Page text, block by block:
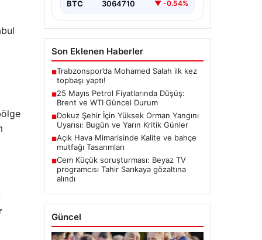
BTC 3064710 ▼ -0.54%
Son Eklenen Haberler
■Trabzonspor’da Mohamed Salah ilk kez
topbaşı yaptı!
■25 Mayıs Petrol Fiyatlarında Düşüş:
Brent ve WTI Güncel Durum
■Dokuz Şehir İçin Yüksek Orman Yangını
Uyarısı: Bugün ve Yarın Kritik Günler
■Açık Hava Mimarisinde Kalite ve bahçe
mutfağı Tasarımları
■Cem Küçük soruşturması: Beyaz TV
programcısı Tahir Sarıkaya gözaltına
alındı
Güncel